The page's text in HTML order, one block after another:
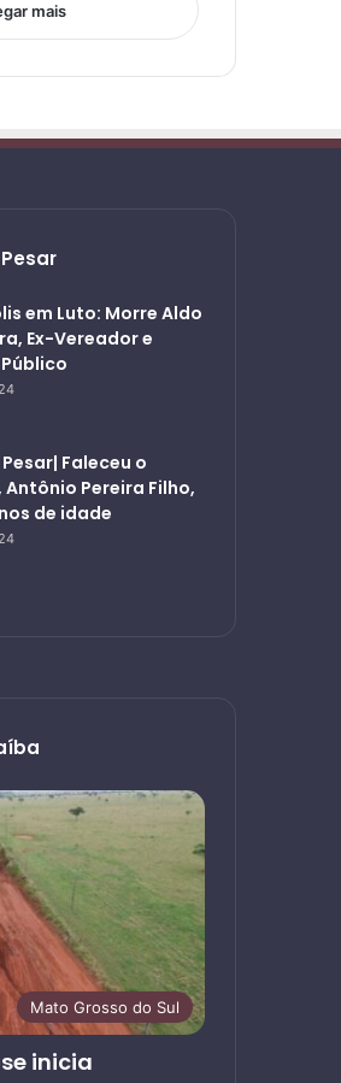
mais
em Luto: Morre Aldo
Ex-Vereador e
Faleceu o
Pereira Filho,
de idade
Mato Grosso do Sul
inicia